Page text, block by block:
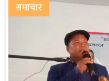
समाचार